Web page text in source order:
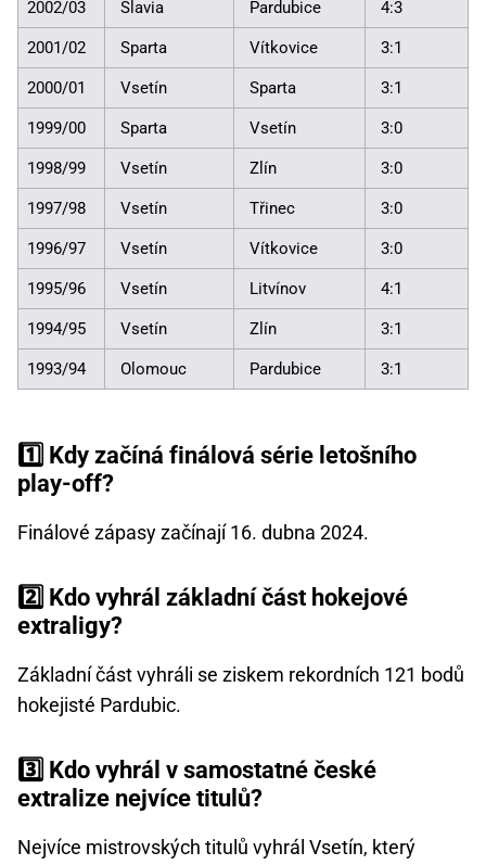
2002/03 Slavia Pardubice 4:3
2001/02 Sparta Vítkovice 3:1
2000/01 Vsetín Sparta 3:1
1999/00 Sparta Vsetín 3:0
1998/99 Vsetín Zlín 3:0
1997/98 Vsetín Třinec 3:0
1996/97 Vsetín Vítkovice 3:0
1995/96 Vsetín Litvínov 4:1
1994/95 Vsetín Zlín 3:1
1993/94 Olomouc Pardubice 3:1
1️⃣ Kdy začíná finálová série letošního
play-off?
Finálové zápasy začínají 16. dubna 2024.
2️⃣ Kdo vyhrál základní část hokejové
extraligy?
Základní část vyhráli se ziskem rekordních 121 bodů
hokejisté Pardubic.
3️⃣ Kdo vyhrál v samostatné české
extralize nejvíce titulů?
Nejvíce mistrovských titulů vyhrál Vsetín, který